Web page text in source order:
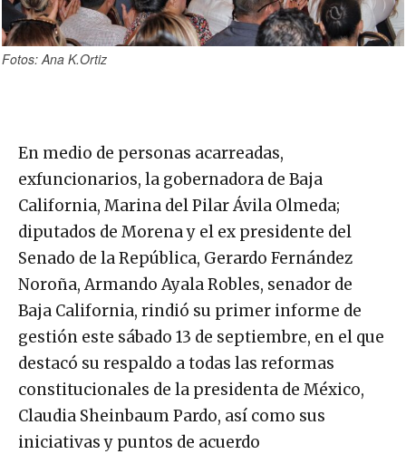
Fotos: Ana K.Ortiz
En medio de personas acarreadas,
exfuncionarios, la gobernadora de Baja
California, Marina del Pilar Ávila Olmeda;
diputados de Morena y el ex presidente del
Senado de la República, Gerardo Fernández
Noroña, Armando Ayala Robles, senador de
Baja California, rindió su primer informe de
gestión este sábado 13 de septiembre, en el que
destacó su respaldo a todas las reformas
constitucionales de la presidenta de México,
Claudia Sheinbaum Pardo, así como sus
iniciativas y puntos de acuerdo